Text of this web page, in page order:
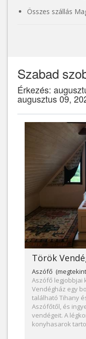
Összes szállás
Szabad
Érkezés:
augusztus 09,
Török
Aszófő
Aszófő legjobbjai
Vendégház egy
található Tihany
Aszófőtől, és
vendégeit. A
konyhasarok